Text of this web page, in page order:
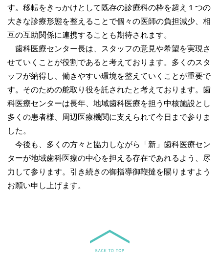
す。移転をきっかけとして既存の診療科の枠を超え１つの
大きな診療形態を整えることで個々の医師の負担減少、相
互の互助関係に連携することも期待されます。
歯科医療センター長は、スタッフの意見や希望を実現さ
せていくことが役割であると考えております。多くのスタ
ッフが納得し、働きやすい環境を整えていくことが重要で
す。そのための舵取り役を託されたと考えております。歯
科医療センターは長年、地域歯科医療を担う中核施設とし
多くの患者様、周辺医療機関に支えられて今日まで参りま
した。
今後も、多くの方々と協力しながら「新」歯科医療セン
ターが地域歯科医療の中心を担える存在であれるよう、尽
力して参ります。引き続きの御指導御鞭撻を賜りますよう
お願い申し上げます。